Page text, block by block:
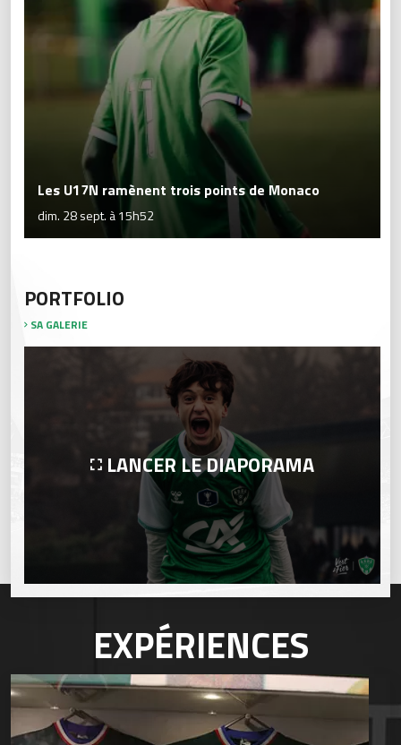
Les U17N ramènent trois points de Monaco
dim. 28 sept. à 15h52
PORTFOLIO
SA GALERIE
LANCER LE DIAPORAMA
EXPÉRIENCES